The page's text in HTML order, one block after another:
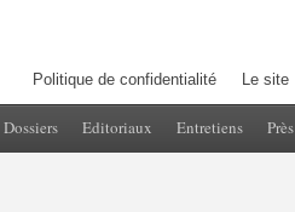
Politique de confidentialité Le site
Dossiers Editoriaux Entretiens